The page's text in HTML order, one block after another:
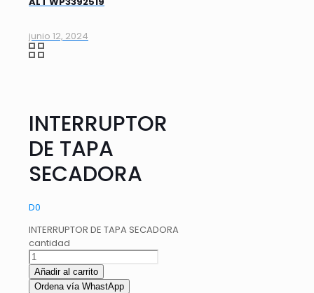
junio 12, 2024
INTERRUPTOR
DE TAPA
SECADORA
D0
INTERRUPTOR DE TAPA SECADORA
cantidad
Añadir al carrito
Ordena vía WhastApp